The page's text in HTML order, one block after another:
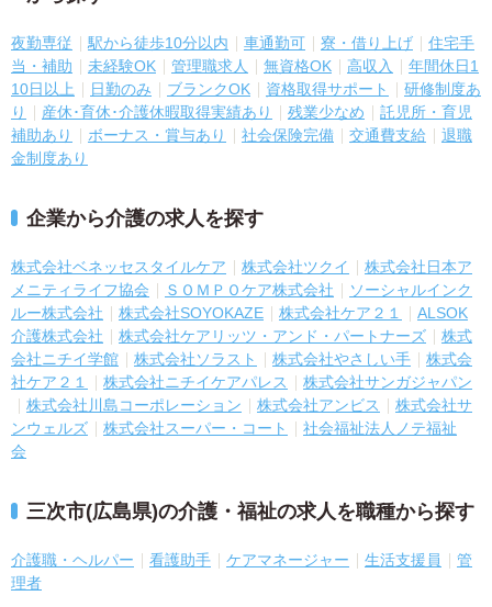
夜勤専従 駅から徒歩10分以内 車通勤可 寮・借り上げ
住宅手
当・補助
未経験OK 管理職求人 無資格OK 高収入
年間休日1
10日以上
日勤のみ ブランクOK 資格取得サポート
研修制度あ
り
産休･育休･介護休暇取得実績あり 残業少なめ
託児所・育児
補助あり
ボーナス・賞与あり 社会保険完備 交通費支給
退職
金制度あり
企業から介護の求人を探す
株式会社ベネッセスタイルケア 株式会社ツクイ
株式会社日本ア
メニティライフ協会
ＳＯＭＰＯケア株式会社
ソーシャルインク
ルー株式会社
株式会社SOYOKAZE 株式会社ケア２１
ALSOK
介護株式会社
株式会社ケアリッツ・アンド・パートナーズ
株式
会社ニチイ学館
株式会社ソラスト 株式会社やさしい手
株式会
社ケア２１
株式会社ニチイケアパレス
株式会社サンガジャパン
株式会社川島コーポレーション
株式会社アンビス
株式会社サ
ンウェルズ
株式会社スーパー・コート
社会福祉法人ノテ福祉
会
三次市(広島県)の介護・福祉の求人を職種から探す
介護職・ヘルパー 看護助手 ケアマネージャー 生活支援員
管
理者